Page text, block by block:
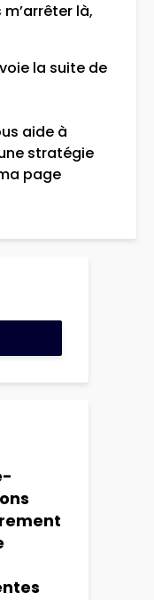
là,
la suite de
aide à
stratégie
page